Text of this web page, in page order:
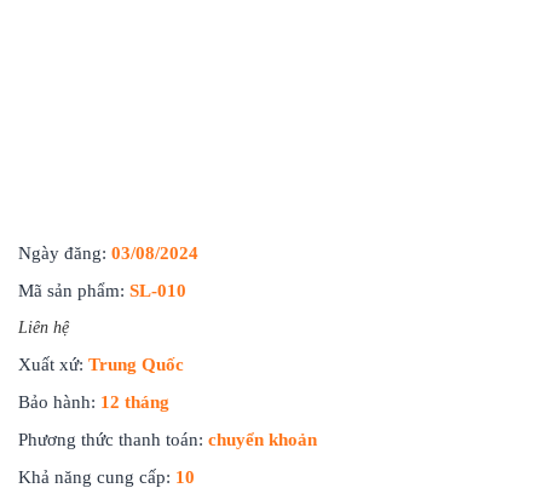
Ngày đăng: 03/08/2024
Mã sản phẩm: SL-010
Liên hệ
Xuất xứ: Trung Quốc
Bảo hành: 12 tháng
Phương thức thanh toán: chuyển khoản
Khả năng cung cấp: 10